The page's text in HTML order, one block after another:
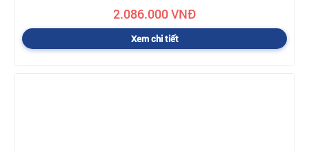
2.086.000 VNĐ
Xem chi tiết